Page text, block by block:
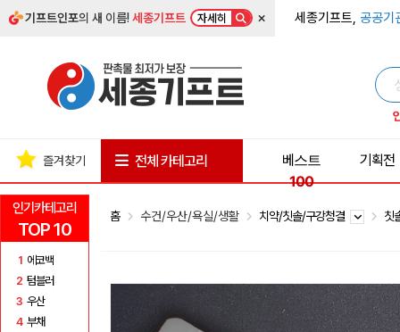
기프트인포의 새 이름!세종기프트 자세히 × 세종기프트, 공공기
인기카테고리
TOP 10
1 에코백
2 텀블러
3 우산
4 부채
즐겨찾기 전체 카테고리
베스트
100
기획전
홈 수건/우산/욕실/생활 치약/칫솔/구강청결 칫